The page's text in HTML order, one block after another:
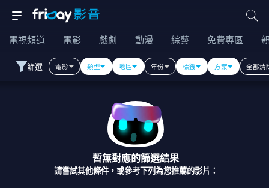
電視頻道 電影 戲劇 動漫 綜藝 免費專區
篩選 電影 類型 地區 年份 標籤 方案 全部清
暫無對應的篩選結果
請嘗試其他條件，或參考下列為您推薦的影片：